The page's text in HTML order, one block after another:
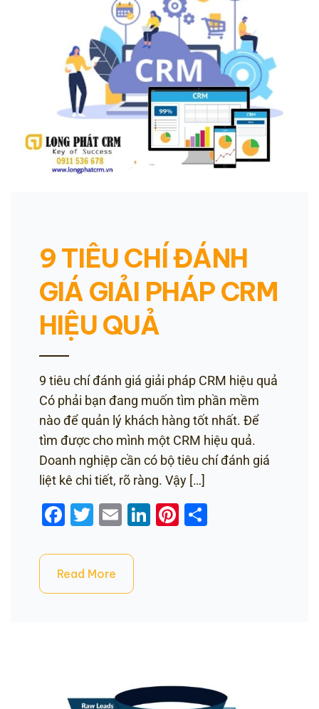
9 TIÊU CHÍ ĐÁNH
GIÁ GIẢI PHÁP CRM
HIỆU QUẢ
9 tiêu chí đánh giá giải pháp CRM hiệu quả
Có phải bạn đang muốn tìm phần mềm
nào để quản lý khách hàng tốt nhất. Để
tìm được cho mình một CRM hiệu quả.
Doanh nghiệp cần có bộ tiêu chí đánh giá
liệt kê chi tiết, rõ ràng. Vậy […]
Facebook
Twitter
EmailLinkedIn
Pinterest
Read More